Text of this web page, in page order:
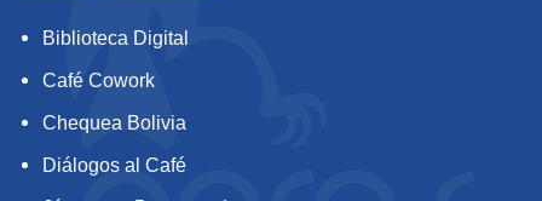
Biblioteca Digital
Café Cowork
Chequea Bolivia
Diálogos al Café